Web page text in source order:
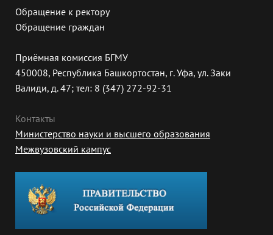
Обращение к ректору
Обращение граждан
Приёмная комиссия БГМУ
450008, Республика Башкортостан, г. Уфа, ул. Заки
Валиди, д. 47; тел: 8 (347) 272-92-31
Контакты
Министерство науки и высшего образования
Межвузовский кампус